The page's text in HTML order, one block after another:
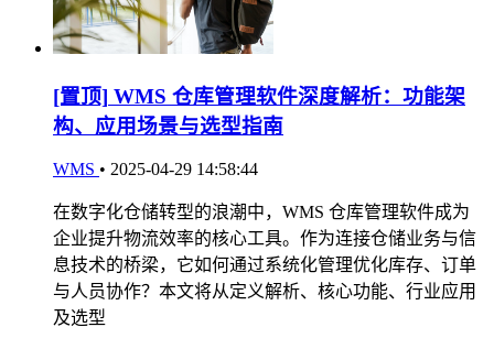
[置顶] WMS 仓库管理软件深度解析：功能架
构、应用场景与选型指南
WMS • 2025-04-29 14:58:44
在数字化仓储转型的浪潮中，WMS 仓库管理软件成为
企业提升物流效率的核心工具。作为连接仓储业务与信
息技术的桥梁，它如何通过系统化管理优化库存、订单
与人员协作？本文将从定义解析、核心功能、行业应用
及选型